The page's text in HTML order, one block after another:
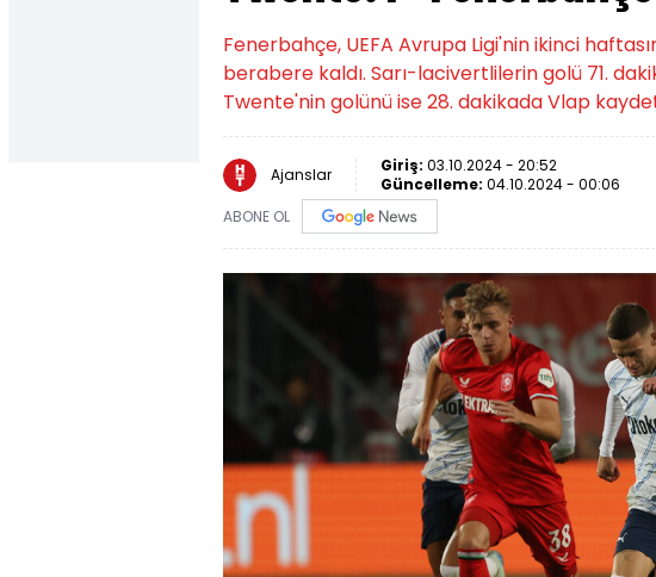
Fenerbahçe, UEFA Avrupa Ligi'nin ikinci
berabere kaldı. Sarı-lacivertlilerin golü 71.
Twente'nin golünü ise 28. dakikada Vlap
Ajanslar Giriş: 03.10.2024 - 20:52
Güncelleme: 04.10.2024 - 00:06
ABONE OL